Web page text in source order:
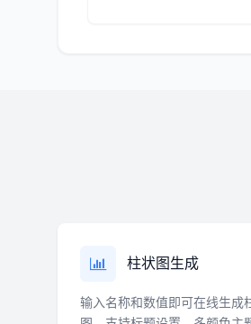
柱状图生成
输入名称和数值即可在线生成